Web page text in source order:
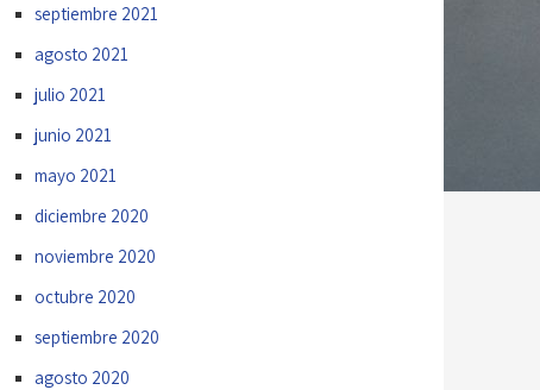
septiembre 2021
agosto 2021
julio 2021
junio 2021
mayo 2021
diciembre 2020
noviembre 2020
octubre 2020
septiembre 2020
agosto 2020